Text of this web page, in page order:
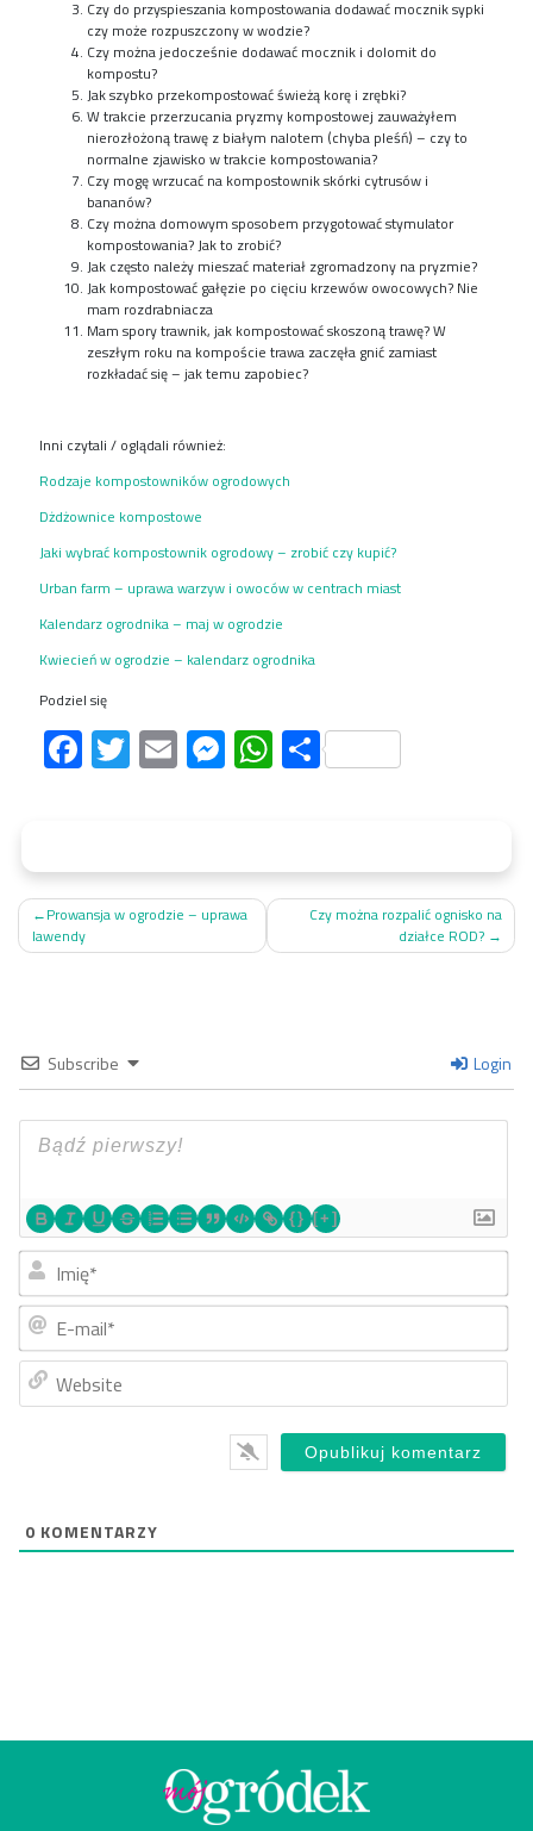
Czy do przyspieszania kompostowania dodawać mocznik sypki
czy może rozpuszczony w wodzie?
Czy można jedocześnie dodawać mocznik i dolomit do
kompostu?
Jak szybko przekompostować świeżą korę i zrębki?
W trakcie przerzucania pryzmy kompostowej zauważyłem
nierozłożoną trawę z białym nalotem (chyba pleśń) – czy to
normalne zjawisko w trakcie kompostowania?
Czy mogę wrzucać na kompostownik skórki cytrusów i
bananów?
Czy można domowym sposobem przygotować stymulator
kompostowania? Jak to zrobić?
Jak często należy mieszać materiał zgromadzony na pryzmie?
Jak kompostować gałęzie po cięciu krzewów owocowych? Nie
mam rozdrabniacza
Mam spory trawnik, jak kompostować skoszoną trawę? W
zeszłym roku na kompoście trawa zaczęła gnić zamiast
rozkładać się – jak temu zapobiec?
Inni czytali / oglądali również:
Rodzaje kompostowników ogrodowych
Dżdżownice kompostowe
Jaki wybrać kompostownik ogrodowy – zrobić czy kupić?
Urban farm – uprawa warzyw i owoców w centrach miast
Kalendarz ogrodnika – maj w ogrodzie
Kwiecień w ogrodzie – kalendarz ogrodnika
Podziel się
Facebook
Twitter
EmailMessenger
WhatsApp
Share
Nawigacja
wpisu
Prowansja w ogrodzie – uprawa
lawendy
Czy można rozpalić ognisko na
działce ROD?
Subscribe Login
{} [+]
E-
0 KOMENTARZY